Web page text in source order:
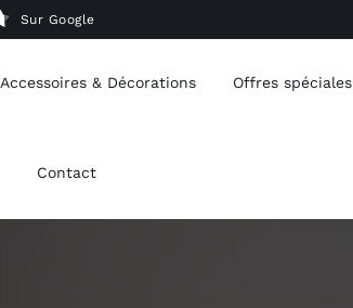
Sur Google
Accessoires & Décorations Offres spéciales
Contact